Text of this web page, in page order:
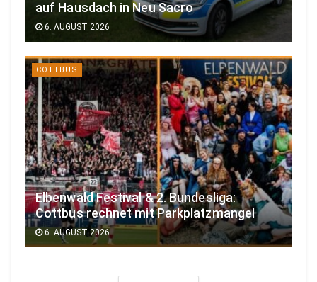
auf Hausdach in Neu Sacro
6. AUGUST 2026
COTTBUS
Elbenwald Festival & 2. Bundesliga:
Cottbus rechnet mit Parkplatzmangel
6. AUGUST 2026